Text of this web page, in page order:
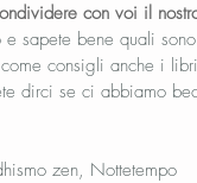
con voi il
e sapete bene quali
consigli anche i
dirci se ci abbiamo
zen, Nottetempo